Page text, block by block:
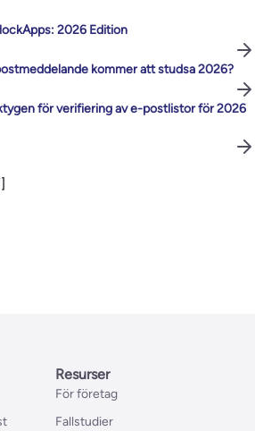
2026 Edition
kommer att studsa 2026?
för verifiering av e-postlistor för 2026
Resurser
För företag
Fallstudier